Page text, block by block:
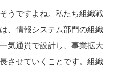
そうですよね。私たち組織戦
、情報システム部門の組織
気通貫で設計し、事業拡大
させていくことです。組織